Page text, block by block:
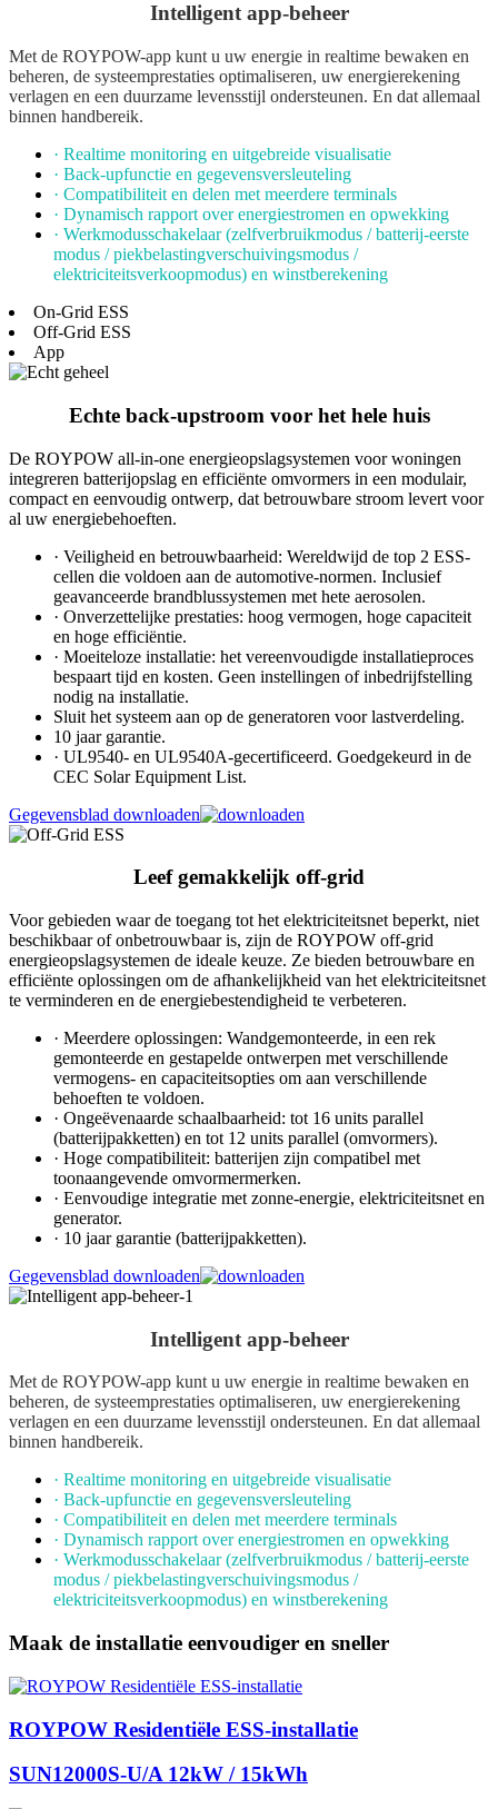
Intelligent app-beheer
Met de ROYPOW-app kunt u uw energie in realtime bewaken en
beheren, de systeemprestaties optimaliseren, uw energierekening
verlagen en een duurzame levensstijl ondersteunen. En dat allemaal
binnen handbereik.
· Realtime monitoring en uitgebreide visualisatie
· Back-upfunctie en gegevensversleuteling
· Compatibiliteit en delen met meerdere terminals
· Dynamisch rapport over energiestromen en opwekking
· Werkmodusschakelaar (zelfverbruikmodus / batterij-eerste
modus / piekbelastingverschuivingsmodus /
elektriciteitsverkoopmodus) en winstberekening
On-Grid ESS
Off-Grid ESS
App
Echte back-upstroom voor het hele huis
De ROYPOW all-in-one energieopslagsystemen voor woningen
integreren batterijopslag en efficiënte omvormers in een modulair,
compact en eenvoudig ontwerp, dat betrouwbare stroom levert voor
al uw energiebehoeften.
· Veiligheid en betrouwbaarheid: Wereldwijd de top 2 ESS-
cellen die voldoen aan de automotive-normen. Inclusief
geavanceerde brandblussystemen met hete aerosolen.
· Onverzettelijke prestaties: hoog vermogen, hoge capaciteit
en hoge efficiëntie.
· Moeiteloze installatie: het vereenvoudigde installatieproces
bespaart tijd en kosten. Geen instellingen of inbedrijfstelling
nodig na installatie.
Sluit het systeem aan op de generatoren voor lastverdeling.
10 jaar garantie.
· UL9540- en UL9540A-gecertificeerd. Goedgekeurd in de
CEC Solar Equipment List.
Gegevensblad downloaden
Leef gemakkelijk off-grid
Voor gebieden waar de toegang tot het elektriciteitsnet beperkt, niet
beschikbaar of onbetrouwbaar is, zijn de ROYPOW off-grid
energieopslagsystemen de ideale keuze. Ze bieden betrouwbare en
efficiënte oplossingen om de afhankelijkheid van het elektriciteitsnet
te verminderen en de energiebestendigheid te verbeteren.
· Meerdere oplossingen: Wandgemonteerde, in een rek
gemonteerde en gestapelde ontwerpen met verschillende
vermogens- en capaciteitsopties om aan verschillende
behoeften te voldoen.
· Ongeëvenaarde schaalbaarheid: tot 16 units parallel
(batterijpakketten) en tot 12 units parallel (omvormers).
· Hoge compatibiliteit: batterijen zijn compatibel met
toonaangevende omvormermerken.
· Eenvoudige integratie met zonne-energie, elektriciteitsnet en
generator.
· 10 jaar garantie (batterijpakketten).
Gegevensblad downloaden
Intelligent app-beheer
Met de ROYPOW-app kunt u uw energie in realtime bewaken en
beheren, de systeemprestaties optimaliseren, uw energierekening
verlagen en een duurzame levensstijl ondersteunen. En dat allemaal
binnen handbereik.
· Realtime monitoring en uitgebreide visualisatie
· Back-upfunctie en gegevensversleuteling
· Compatibiliteit en delen met meerdere terminals
· Dynamisch rapport over energiestromen en opwekking
· Werkmodusschakelaar (zelfverbruikmodus / batterij-eerste
modus / piekbelastingverschuivingsmodus /
elektriciteitsverkoopmodus) en winstberekening
Maak de installatie eenvoudiger en sneller
ROYPOW Residentiële ESS-installatie
SUN12000S-U/A 12kW / 15kWh